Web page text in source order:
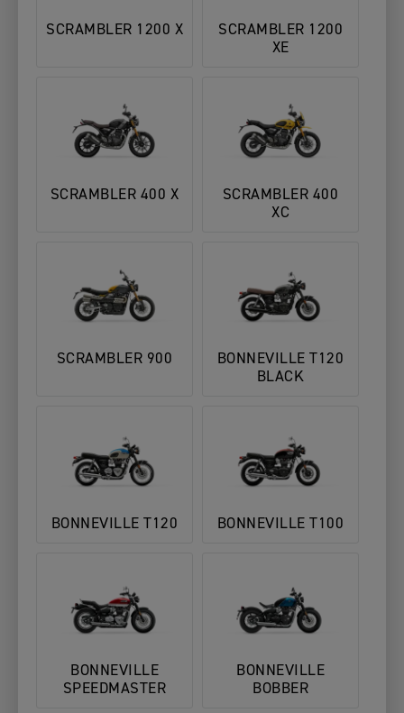
SCRAMBLER 1200 X
SCRAMBLER 1200
XE
SCRAMBLER 400 X
SCRAMBLER 400
XC
SCRAMBLER 900
BONNEVILLE T120
BLACK
BONNEVILLE T120 BONNEVILLE T100
BONNEVILLE
SPEEDMASTER
BONNEVILLE
BOBBER